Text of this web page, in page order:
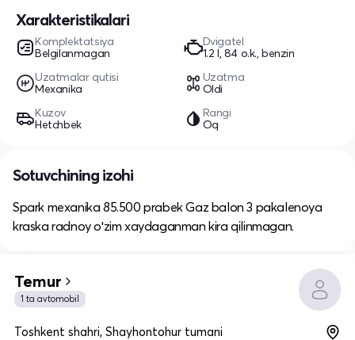
Xarakteristikalari
Komplektatsiya
Belgilanmagan
Dvigatel
1.2 l, 84 o.k., benzin
Uzatmalar qutisi
Mexanika
Uzatma
Oldi
Kuzov
Hetchbek
Rangi
Oq
Sotuvchining izohi
Spark mexanika 85.500 prabek Gaz balon 3 pakalenoya
kraska radnoy oʻzim xaydaganman kira qilinmagan.
Temur
1 ta avtomobil
Toshkent shahri, Shayhontohur tumani